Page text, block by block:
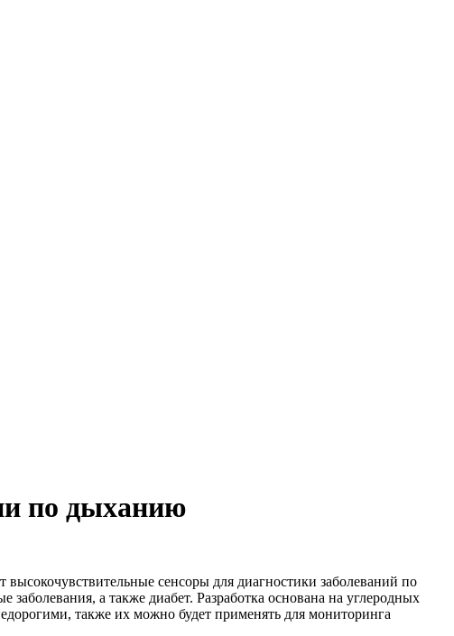
по дыханию
сенсоры для диагностики заболеваний по
а также диабет. Разработка основана на углеродных
также их можно будет применять для мониторинга